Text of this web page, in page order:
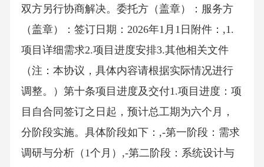
双方另行协商解决。委托方（盖章）：服务方
（盖章）：签订日期：2026年1月1日附件：,1.
项目详细需求2.项目进度安排3.其他相关文件
（注：本协议，具体内容请根据实际情况进行
调整。）第十条项目进度及交付1.项目进度：项
目自合同签订之日起，预计总工期为六个月，
分阶段实施。具体阶段如下：,-第一阶段：需求
调研与分析（1个月）,-第二阶段：系统设计与